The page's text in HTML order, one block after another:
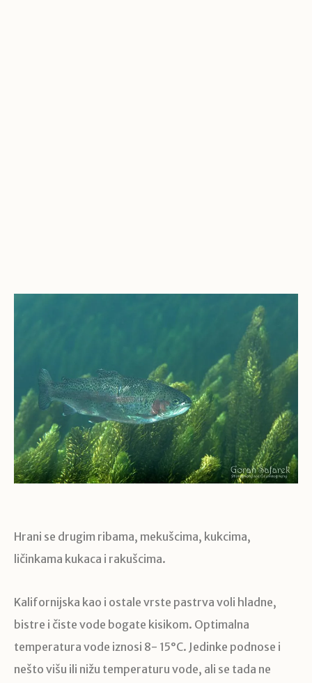
Hrani se drugim ribama, mekušcima, kukcima,
ličinkama kukaca i rakušcima.
Kalifornijska kao i ostale vrste pastrva voli hladne,
bistre i čiste vode bogate kisikom. Optimalna
temperatura vode iznosi 8- 15°C. Jedinke podnose i
nešto višu ili nižu temperaturu vode, ali se tada ne